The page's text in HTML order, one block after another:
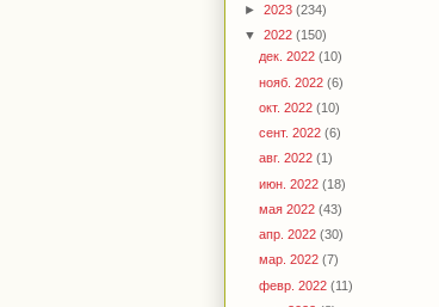
► 2023 (234)
▼ 2022 (150)
дек. 2022(10)
нояб. 2022(6)
окт. 2022(10)
сент. 2022(6)
авг. 2022(1)
июн. 2022(18)
мая 2022(43)
апр. 2022(30)
мар. 2022(7)
февр. 2022(11)